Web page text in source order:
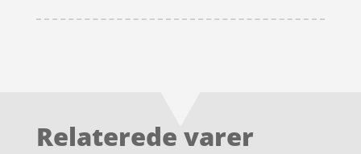
Relaterede varer